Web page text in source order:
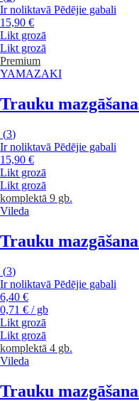
Ir noliktavā Pēdējie gabali
15,90 €
Likt grozā
Likt grozā
Premium
YAMAZAKI
Trauku
(3)
Ir noliktavā Pēdējie gabali
15,90 €
Likt grozā
Likt grozā
komplektā 9 gb.
Vileda
Trauku
(3)
Ir noliktavā Pēdējie gabali
6,40 €
0,71 € / gb
Likt grozā
Likt grozā
komplektā 4 gb.
Vileda
Trauku